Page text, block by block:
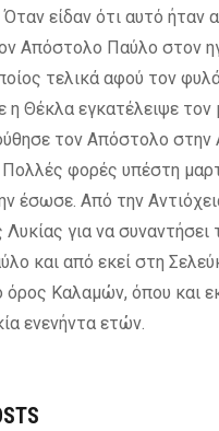
είδαν ότι αυτό ήταν
Απόστολο Παύλο στον
τελικά αφού τον
η Θέκλα εγκατέλειψε τον
τον Απόστολο στην
Πολλές φορές υπέστη
έσωσε. Από την
για να συναντήσει
και από εκεί στη
όρος Καλαμών, όπου και
ενενήντα ετών.